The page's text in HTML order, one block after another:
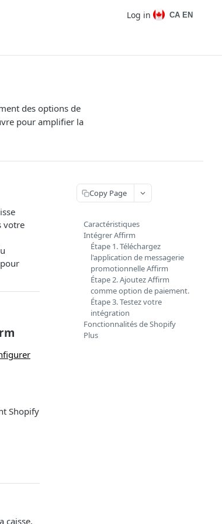
Log in CA EN
des options de
pour amplifier la
votre
Shopify
caisse,
Copy Page
Caractéristiques
Intégrer Affirm
Étape 1. Téléchargez
l'application de messagerie
promotionnelle Affirm
Étape 2. Ajoutez Affirm
comme option de paiement.
Étape 3. Testez votre
intégration
Fonctionnalités de Shopify
Plus